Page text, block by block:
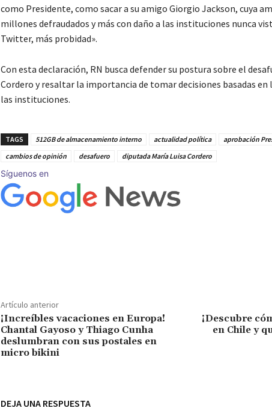
como Presidente, como sacar a su amigo Giorgio Jackson, cuya
millones defraudados y más con daño a las instituciones nunca
Twitter, más probidad».
Con esta declaración, RN busca defender su postura sobre el
Cordero y resaltar la importancia de tomar decisiones basadas en
las instituciones.
TAGS 512GB de almacenamiento interno actualidad política
aprobación
cambios de opinión
desafuero diputada María Luisa Cordero
Síguenos en
Artículo anterior
¡Increíbles vacaciones en Europa!
Chantal Gayoso y Thiago Cunha
deslumbran con sus postales en
micro bikini
¡Descubre
en Chile y
DEJA UNA RESPUESTA